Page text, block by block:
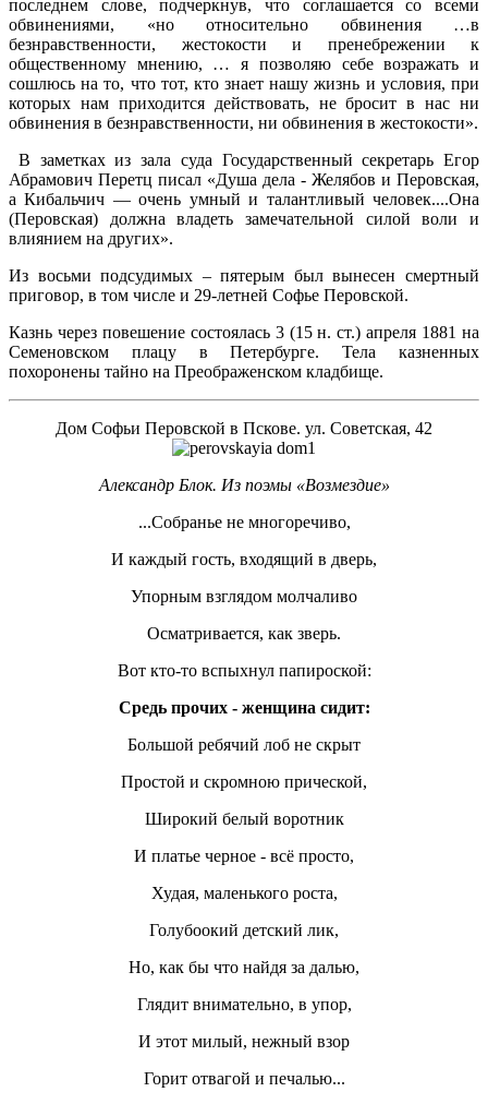
последнем слове, подчеркнув, что соглашается со всеми
обвинениями, «но относительно обвинения …в
безнравственности, жестокости и пренебрежении к
общественному мнению, … я позволяю себе возражать и
сошлюсь на то, что тот, кто знает нашу жизнь и условия, при
которых нам приходится действовать, не бросит в нас ни
обвинения в безнравственности, ни обвинения в жестокости».
В заметках из зала суда Государственный секретарь Егор
Абрамович Перетц писал «Душа дела - Желябов и Перовская,
а Кибальчич — очень умный и талантливый человек....Она
(Перовская) должна владеть замечательной силой воли и
влиянием на других».
Из восьми подсудимых – пятерым был вынесен смертный
приговор, в том числе и 29-летней Софье Перовской.
Казнь через повешение состоялась 3 (15 н. ст.) апреля 1881 на
Семеновском плацу в Петербурге. Тела казненных
похоронены тайно на Преображенском кладбище.
Дом Софьи Перовской в Пскове. ул. Советская, 42
Александр Блок. Из поэмы «Возмездие»
...Собранье не многоречиво,
И каждый гость, входящий в дверь,
Упорным взглядом молчаливо
Осматривается, как зверь.
Вот кто-то вспыхнул папироской:
Средь прочих - женщина сидит:
Большой ребячий лоб не скрыт
Простой и скромною прической,
Широкий белый воротник
И платье черное - всё просто,
Худая, маленького роста,
Голубоокий детский лик,
Но, как бы что найдя за далью,
Глядит внимательно, в упор,
И этот милый, нежный взор
Горит отвагой и печалью...